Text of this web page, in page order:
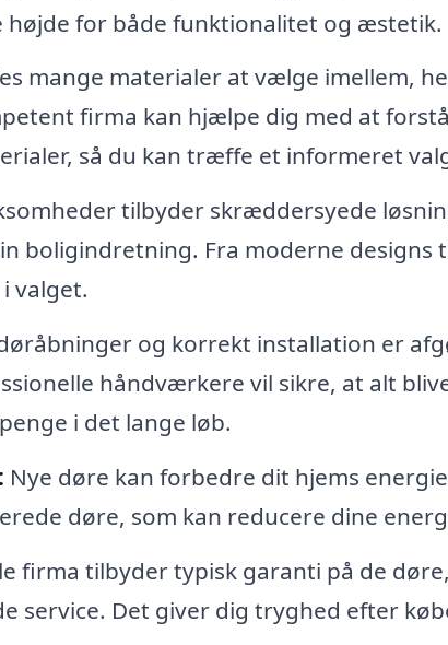
højde for både funktionalitet og æstetik.
mange materialer at vælge imellem,
firma kan hjælpe dig med at
så du kan træffe et informeret
tilbyder skræddersyede
boligindretning. Fra moderne designs
valget.
og korrekt installation er
håndværkere vil sikre, at alt
i det lange løb.
Nye døre kan forbedre dit hjems
døre, som kan reducere dine
firma tilbyder typisk garanti på de
service. Det giver dig tryghed efter